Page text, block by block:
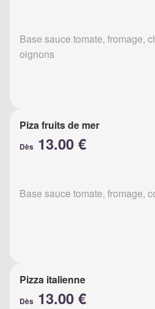
Base sauce tomate, fromage,
oignons
Piza fruits de mer
Dès 13.00 €
Base sauce tomate, fromage,
Pizza italienne
Dès 13.00 €